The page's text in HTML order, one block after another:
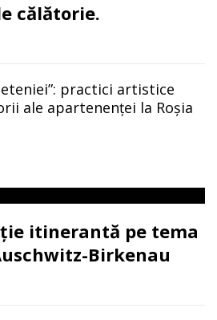
călătorie.
practici artistice
ale apartenenței la Roșia
itinerantă pe tema
Birkenau